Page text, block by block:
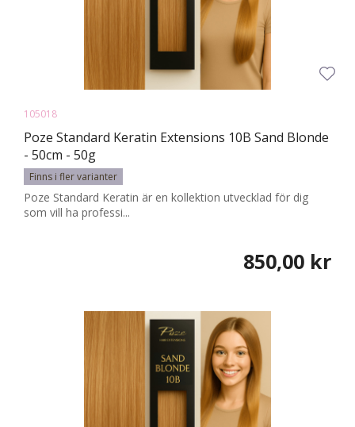
105018
Poze Standard Keratin Extensions 10B Sand Blonde
- 50cm - 50g
Finns i fler varianter
Poze Standard Keratin är en kollektion utvecklad för dig
som vill ha professi...
850,00 kr